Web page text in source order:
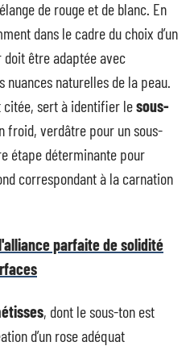
de rouge et de blanc. En
dans le cadre du choix d’un
être adaptée avec
naturelles de la peau.
citée, sert à identifier lesous-
froid, verdâtre pour un sous-
étape déterminante pour
correspondant à la carnation
parfaite de solidité
, dont le sous-ton est
d’un rose adéquat